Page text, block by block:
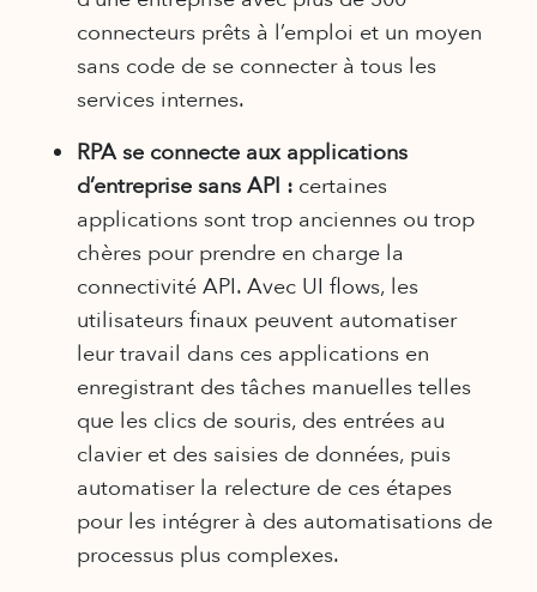
connecteurs prêts à l’emploi et un moyen
sans code de se connecter à tous les
services internes.
RPA se connecte aux applications
d’entreprise sans API : certaines
applications sont trop anciennes ou trop
chères pour prendre en charge la
connectivité API. Avec UI flows, les
utilisateurs finaux peuvent automatiser
leur travail dans ces applications en
enregistrant des tâches manuelles telles
que les clics de souris, des entrées au
clavier et des saisies de données, puis
automatiser la relecture de ces étapes
pour les intégrer à des automatisations de
processus plus complexes.